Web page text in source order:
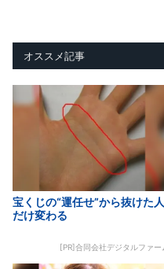
オススメ記事
宝くじの“運任せ”から抜けた人
だけ変わる
[PR]合同会社デジタルファー